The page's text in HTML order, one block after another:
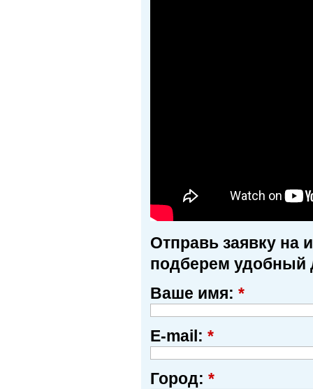
Отправь заявку на
подберем удобный
Ваше имя: *
E-mail: *
Город: *